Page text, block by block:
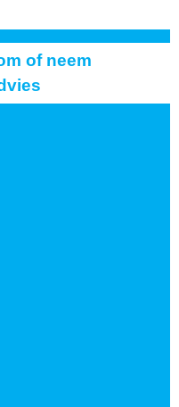
of neem